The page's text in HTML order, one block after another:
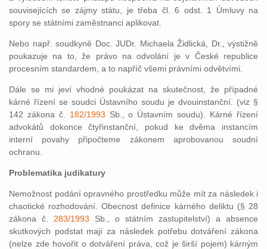
souvisejících se zájmy státu, je třeba čl. 6 odst. 1 Úmluvy na
spory se státními zaměstnanci aplikovat.
Nebo např. soudkyně Doc. JUDr. Michaela Židlická, Dr., výstižně
poukazuje na to, že právo na odvolání je v České republice
procesním standardem, a to napříč všemi právními odvětvími.
Dále se mi jeví vhodné poukázat na skutečnost, že případné
kárné řízení se soudci Ústavního soudu je dvouinstanční. (viz §
142 zákona č. 182/1993 Sb., o Ústavním soudu). Kárné řízení
advokátů dokonce čtyřinstanční, pokud ke dvěma instancím
interní povahy připočteme zákonem aprobovanou soudní
ochranu.
Problematika judikatury
Nemožnost podání opravného prostředku může mít za následek i
chaotické rozhodování. Obecnost definice kárného deliktu (§ 28
zákona č. 283/1993 Sb., o státním zastupitelství) a absence
skutkových podstat mají za následek potřebu dotváření zákona
(nelze zde hovořit o dotváření práva, což je širší pojem) kárným